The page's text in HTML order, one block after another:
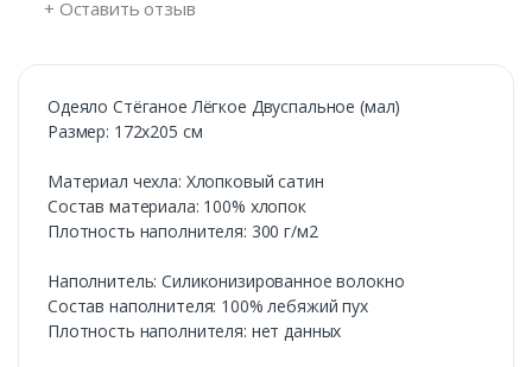
+ Оставить отзыв
Одеяло Стёганое Лёгкое Двуспальное (мал)
Размер: 172х205 см
Материал чехла: Хлопковый сатин
Состав материала: 100% хлопок
Плотность наполнителя: 300 г/м2
Наполнитель: Силиконизированное волокно
Состав наполнителя: 100% лебяжий пух
Плотность наполнителя: нет данных